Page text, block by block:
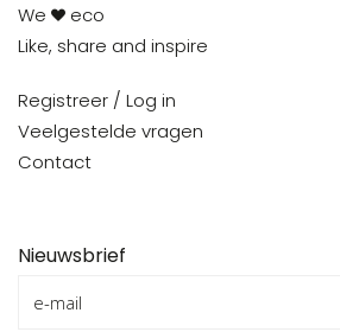
We
eco
Like, share and inspire
Registreer / Log in
Veelgestelde vragen
Contact
Nieuwsbrief